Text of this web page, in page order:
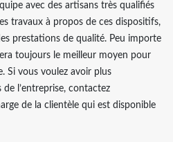
avec des artisans très qualifiés
travaux à propos de ces dispositifs,
prestations de qualité. Peu importe
toujours le meilleur moyen pour
Si vous voulez avoir plus
l’entreprise, contactez
de la clientèle qui est disponible